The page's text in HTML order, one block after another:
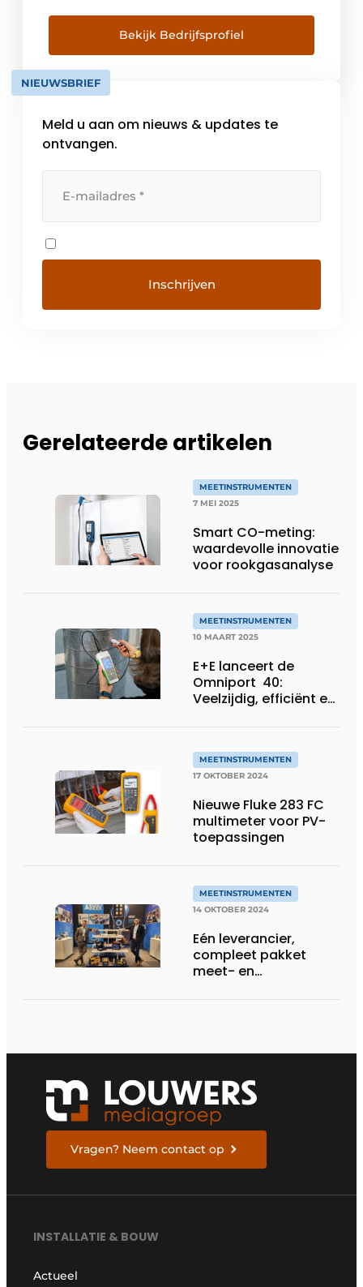
parameters en het registreren en analyseren
van meetsignalen. De instrumentatie kent
sensoren en transmitters voor ;
industriële-,binnenklimaat, meteorologische
en installatie technische processen,
Bekijk Bedrijfsprofiel
NIEUWSBRIEF
Meld u aan om nieuws & updates te
ontvangen.
Gerelateerde artikelen
MEETINSTRUMENTEN
7 MEI 2025
Smart CO-meting:
waardevolle innovatie
voor rookgasanalyse
MEETINSTRUMENTEN
10 MAART 2025
E+E lanceert de
Omniport 40:
Veelzijdig, efficiënt en
MEETINSTRUMENTEN
17 OKTOBER 2024
Nieuwe Fluke 283 FC
multimeter voor PV-
toepassingen
MEETINSTRUMENTEN
14 OKTOBER 2024
Eén leverancier,
compleet pakket
meet- en
Vragen? Neem contact op
INSTALLATIE & BOUW
Actueel